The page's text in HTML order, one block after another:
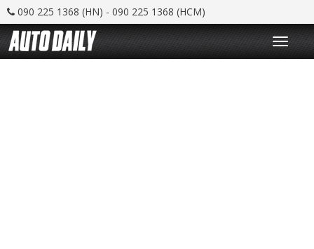
090 225 1368 (HN) - 090 225 1368 (HCM)
T
o
g